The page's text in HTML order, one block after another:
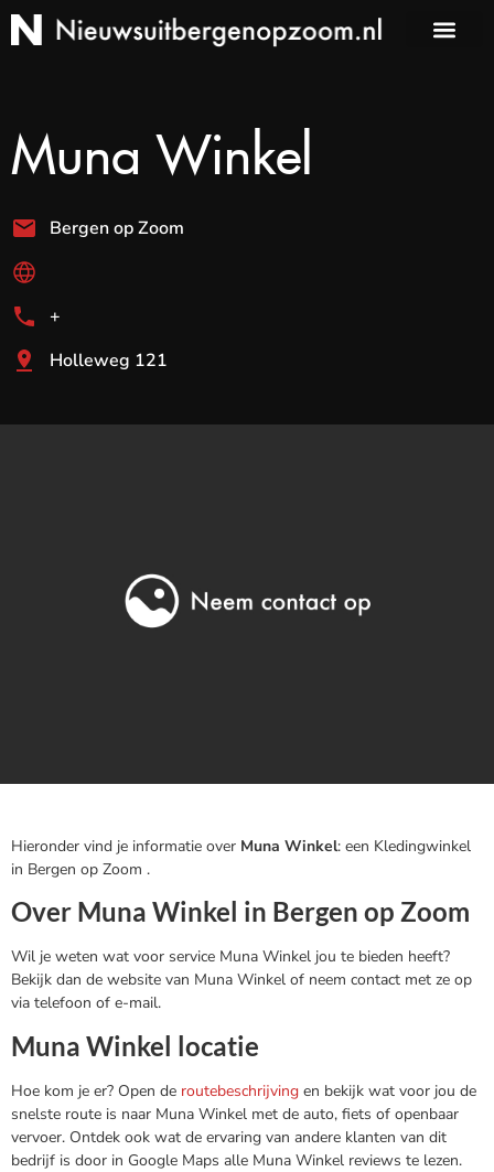
Muna Winkel
Bergen op Zoom
+
Holleweg 121
Hieronder vind je informatie over Muna Winkel: een Kledingwinkel
in Bergen op Zoom .
Over Muna Winkel in Bergen op Zoom
Wil je weten wat voor service Muna Winkel jou te bieden heeft?
Bekijk dan de website van Muna Winkel of neem contact met ze op
via telefoon of e-mail.
Muna Winkel locatie
Hoe kom je er? Open de routebeschrijving en bekijk wat voor jou de
snelste route is naar Muna Winkel met de auto, fiets of openbaar
vervoer. Ontdek ook wat de ervaring van andere klanten van dit
bedrijf is door in Google Maps alle Muna Winkel reviews te lezen.